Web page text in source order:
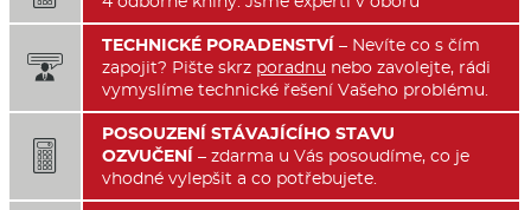

TECHNICKÉ PORADENSTVÍ – Nevíte co s čím
zapojit? Pište skrz poradnu nebo zavolejte, rádi
vymyslíme technické řešení Vašeho problému.

POSOUZENÍ STÁVAJÍCÍHO STAVU
OZVUČENÍ – zdarma u Vás posoudíme, co je
vhodné vylepšit a co potřebujete.